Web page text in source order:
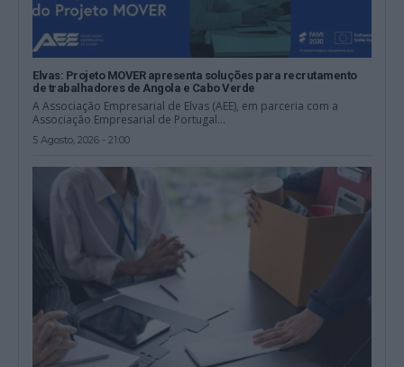
Elvas: Projeto MOVER apresenta soluções para recrutamento
de trabalhadores de Angola e Cabo Verde
A Associação Empresarial de Elvas (AEE), em parceria com a
Associação Empresarial de Portugal...
5 Agosto, 2026 - 21:00